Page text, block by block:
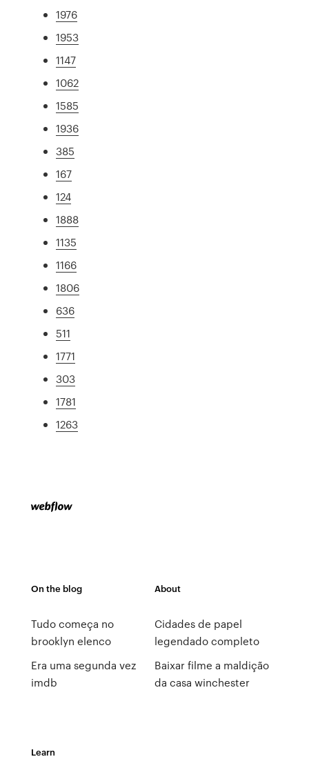
1976
1953
1147
1062
1585
1936
385
167
124
1888
1135
1166
1806
636
511
1771
303
1781
1263
On the blog
Tudo começa no
brooklyn elenco
Era uma segunda vez
imdb
About
Cidades de papel
legendado completo
Baixar filme a maldição
da casa winchester
Learn